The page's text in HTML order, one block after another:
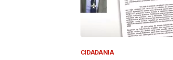
CIDADANIA